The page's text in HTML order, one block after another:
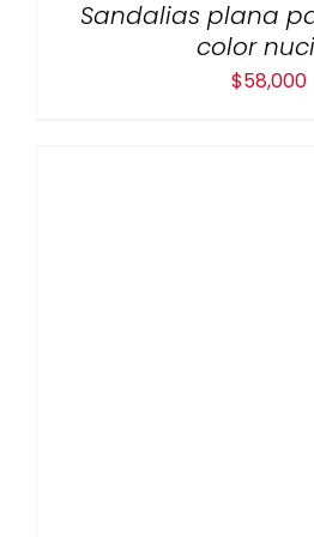
Sandalias plana
color
$58,000